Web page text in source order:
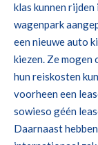
klas kunnen
wagenpark
een nieuwe auto
kiezen. Ze mogen
hun reiskosten
voorheen een
sowieso géén
Daarnaast